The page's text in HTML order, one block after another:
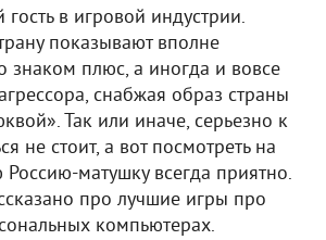
гость в игровой индустрии.
показывают вполне
знаком плюс, а иногда и вовсе
снабжая образ страны
Так или иначе, серьезно к
не стоит, а вот посмотреть на
Россию-матушку всегда приятно.
про лучшие игры про
компьютерах.